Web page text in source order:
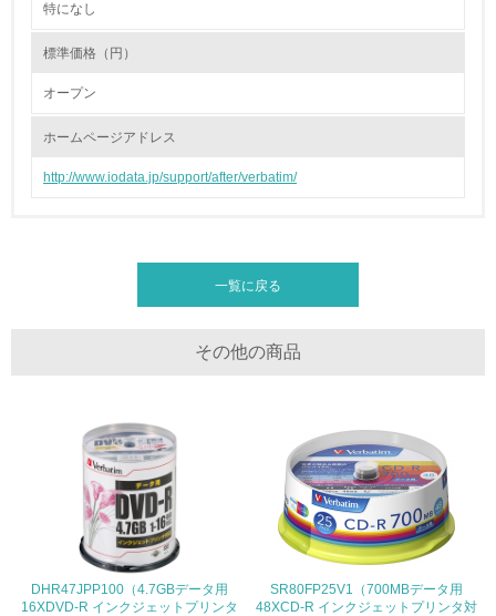
2.環境への取り組み
油、ガス）の使用量削減の取り組みを行っている
<L2> 資源とエネルギーの使用量の把握をし、具体的な削
<L1> 環境配慮型製品・サービスの製造・販売を積極的に
行っている
<L2> 環境配慮型製品・サービスの製造・販売状況を把握
し、具体的な販売目標や計画を立てている
グリーン購入
特になし
標準価格（円）
オープン
ホームページアドレス
http://www.iodata.jp/support/after/verbatim/
一覧に戻る
その他の商品
DHR47JPP100（4.7GBデータ用
16XDVD-R インクジェットプリンタ
SR80FP25V1（700MBデータ用
48XCD-R インクジェットプリンタ対